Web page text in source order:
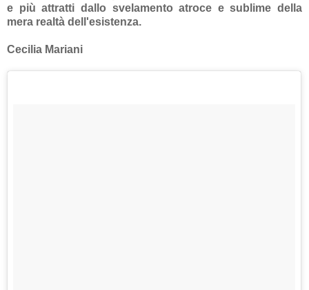
e più attratti dallo svelamento atroce e sublime della
mera realtà dell'esistenza.
Cecilia Mariani